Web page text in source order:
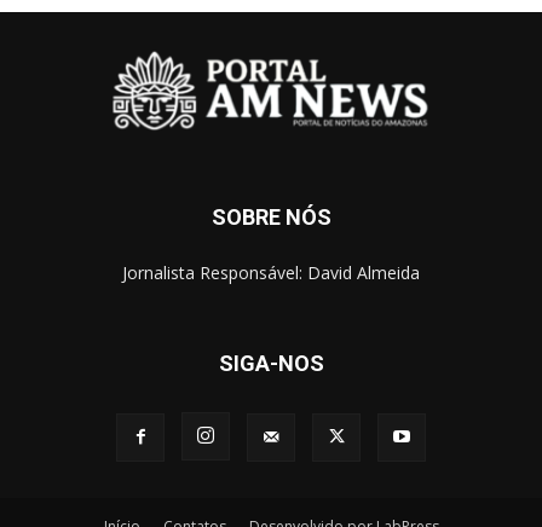
SOBRE NÓS
Jornalista Responsável: David Almeida
SIGA-NOS